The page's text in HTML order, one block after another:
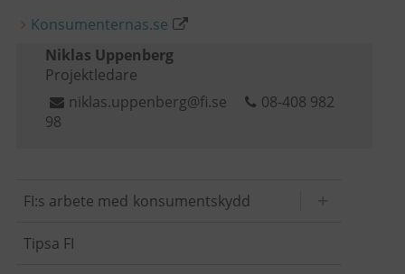
Konsumenternas.se
Niklas Uppenberg
Projektledare
niklas.uppenberg@fi.se
08-408 982
98
FI:s arbete med konsumentskydd
Tipsa FI